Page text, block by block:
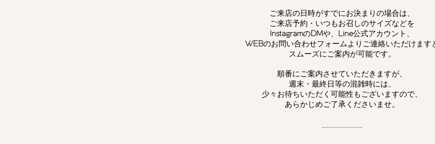
ご来店の日時がすでにお決まりの場合は、
ご来店予約・いつもお召しのサイズなどを
InstagramのDMや、 Line公式アカウント、
WEBのお問い合わせフォームよりご連絡いただけます
スムーズにご案内が可能です。
順番にご案内させていただきますが、
週末・最終日等の混雑時には、
少々お待ちいただく可能性もございますので、
あらかじめご了承くださいませ。